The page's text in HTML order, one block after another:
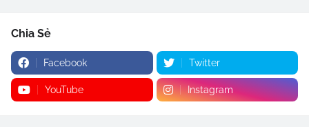
Chia Sẻ
Facebook Twitter
YouTube Instagram